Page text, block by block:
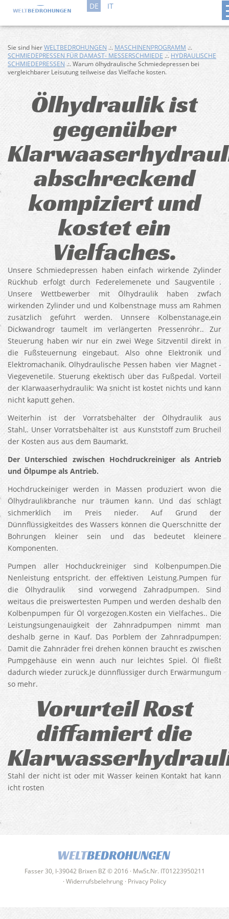
DE IT
Sie sind hierWELTBEDROHUNGEN .:. MASCHINENPROGRAMM .:.
SCHMIEDEPRESSEN FÜR DAMAST- MESSERSCHMIEDE .:. HYDRAULISCHE
SCHMIEDEPRESSEN .:. Warum ölhydraulische Schmiedepressen bei
vergleichbarer Leisutung teilweise das Vielfache kosten.
Ölhydraulik ist
gegenüber
abschreckend
kompiziert und
kostet ein
Vielfaches.
Unsere Schmiedepressen haben einfach wirkende Zylinder
Rückhub erfolgt durch Federelemenete und Saugventile .
Unsere Wettbewerber mit Ölhydraulik haben zwfach
wirkenden Zylinder und und Kolbenstnage muss am Rahmen
zusätzlich geführt werden. Unnsere Kolbenstanage,ein
Dickwandrogr taumelt im verlängerten Pressenrohr.. Zur
Steuerung haben wir nur ein zwei Wege Sitzventil direkt in
die Fußsteuernung eingebaut. Also ohne Elektronik und
Elektromachanik. Olhydraulische Pessen haben vier Magnet -
Viegevenetile. Stuerung ekektisch über das Fußpedal. Vorteil
der Klarwaaserhydraulik: Wa snicht ist kostet nichts und kann
nicht kaputt gehen.
Weiterhin ist der Vorratsbehälter der Ölhydraulik aus
Stahl,. Unser Vorratsbehälter ist aus Kunststoff zum Brucheil
der Kosten aus aus dem Baumarkt.
Der Unterschied zwischen Hochdruckreiniger als Antrieb
und Ölpumpe als Antrieb.
Hochdruckeiniger werden in Massen produziert wvon die
Ölhydraulikbranche nur träumen kann. Und das schlägt
sichmerklich im Preis nieder. Auf Grund der
Dünnflüssigkeitdes des Wassers können die Querschnitte der
Bohrungen kleiner sein und das bedeutet kleinere
Komponenten.
Pumpen aller Hochduckreiniger sind Kolbenpumpen.Die
Nenleistung entspricht. der effektiven Leistung.Pumpen für
die Ölhydraulik sind vorwegend Zahradpumpen. Sind
weitaus die preiswertesten Pumpen und werden deshalb den
Kolbenpumpen für Öl vorgezogen.Kosten ein Vielfaches.. Die
Leistungsungenauigkeit der Zahnradpumpen nimmt man
deshalb gerne in Kauf. Das Porblem der Zahnradpumpen:
Damit die Zahnräder frei drehen können braucht es zwischen
Pumpgehäuse ein wenn auch nur leichtes Spiel. Öl fließt
dadurch wieder zurück.Je dünnflüssiger durch Erwärmungum
so mehr.
Vorurteil Rost
diffamiert die
Stahl der nicht ist oder mit Wasser keinen Kontakt hat kann
icht rosten
WELTBEDROHUNGEN
Fasser 30, I-39042 Brixen BZ © 2016 · MwSt.Nr. IT01223950211
· Widerrufsbelehrung · Privacy Policy